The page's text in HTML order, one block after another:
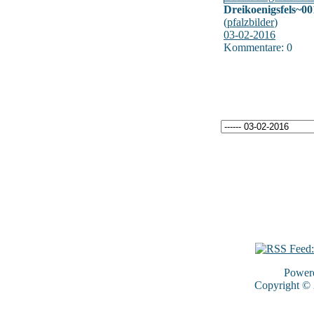
(pfalzbilder)
03-02-2016
Kommentare: 0
Copyright ©